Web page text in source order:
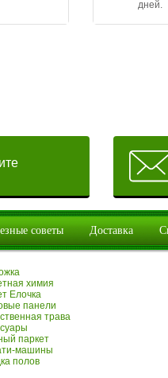
дней.
советы Доставка
химия
Елочка
панели
трава
паркет
машины
полов